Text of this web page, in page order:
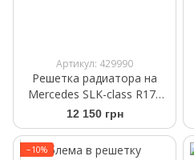
Артикул: 429990
Решетка радиатора на
Mercedes SLK-class R172
2011-2015 Black Diamond
12 150 грн
−10%